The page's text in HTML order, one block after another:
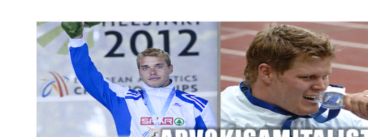
TOIMINTASUUNNITELMA
ARVOMERKKIEN ANOMINEN
EPU:N SÄÄNNÖT
SUOMI100V - EPN YU
TOIMINTAKERTOMUKSET
EPU:N PÖYTÄSTANDAARIN SAANEET
PIIRILEIRITYS